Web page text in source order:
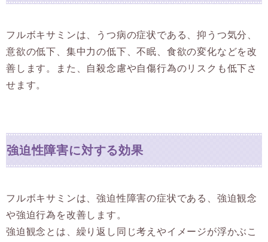
フルボキサミンは、うつ病の症状である、抑うつ気分、
意欲の低下、集中力の低下、不眠、食欲の変化などを改
善します。また、自殺念慮や自傷行為のリスクも低下さ
せます。
強迫性障害に対する効果
フルボキサミンは、強迫性障害の症状である、強迫観念
や強迫行為を改善します。
強迫観念とは、繰り返し同じ考えやイメージが浮かぶこ